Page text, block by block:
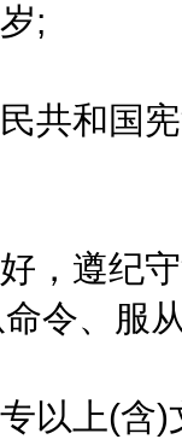
;
和国宪
遵纪守
令、服
上(含)